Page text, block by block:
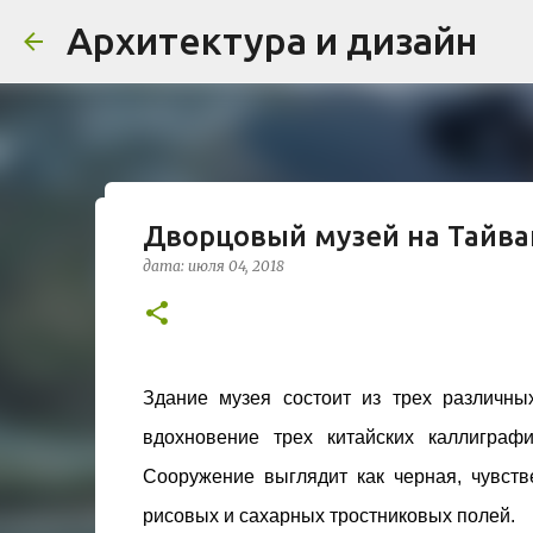
Архитектура и дизайн
Проект дома в стиле
Жардена»
дата:
бюро Vincent Callebaut Architectures.
районе Cité Créative, стал примером
контекст. Комплекс состоит из двух
назначения, общая площадь 5 364 м²) и
В общей сложности 113 жилых единиц
принципов биоразнообразия и
Дворцовый музей на
дата: июля 04, 2018
Здание музея состоит из трех
вдохновение трех китайских
Сооружение выглядит как черная,
рисовых и сахарных тростниковых полей.